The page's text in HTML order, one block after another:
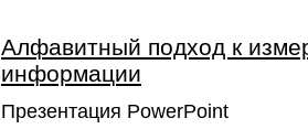
Алфавитный подход к
информации
Презентация PowerPoint